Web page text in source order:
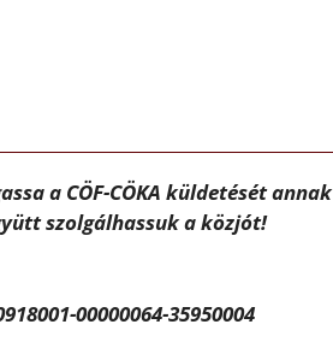
a CÖF-CÖKA küldetését annak
szolgálhassuk a közjót!
00000064-35950004